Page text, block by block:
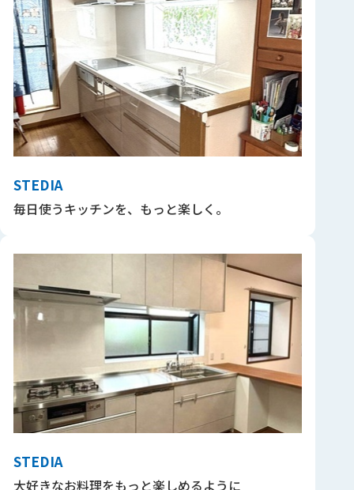
STEDIA
毎日使うキッチンを、もっと楽しく。
STEDIA
大好きなお料理をもっと楽しめるように